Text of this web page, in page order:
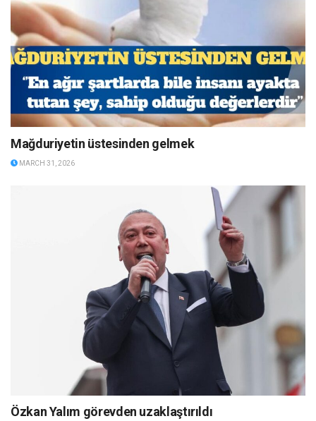
Mağduriyetin üstesinden gelmek
MARCH 31, 2026
Özkan Yalım görevden uzaklaştırıldı